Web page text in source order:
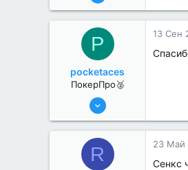
0
P
pocketaces
ПокерПро🥈
6 Июн 2022
3
13 Сен
R 23 Май
Сенкс